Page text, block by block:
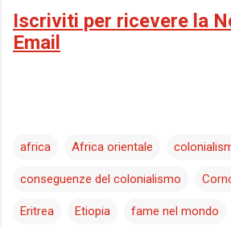
Iscriviti per ricevere la
Email
africa Africa orientale
conseguenze del colonialismo
Eritrea Etiopia fame nel mondo